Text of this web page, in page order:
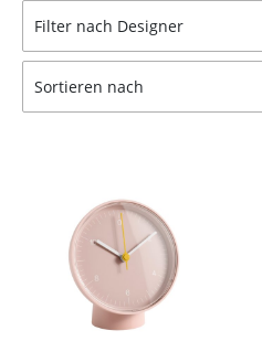
Hocker
Sitzsäcke
Kinderstühle
Schaukelstühle
Bürodrehstühle
Konferenzstühle
Filter nach Designer
Sortieren nach